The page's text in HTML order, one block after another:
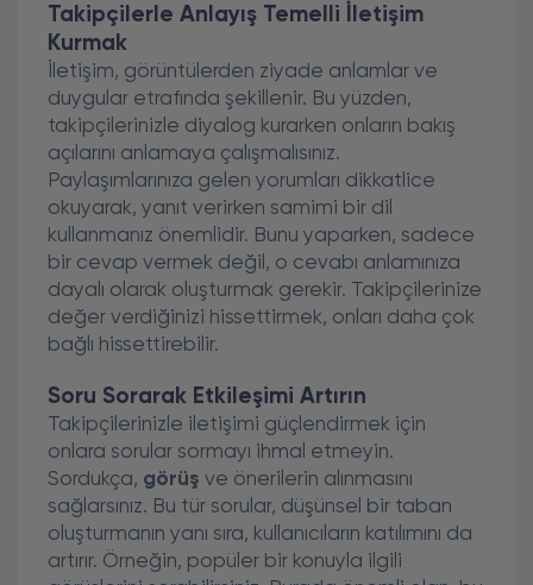
Takipçilerle Anlayış Temelli İletişim
Kurmak
İletişim, görüntülerden ziyade anlamlar ve
duygular etrafında şekillenir. Bu yüzden,
takipçilerinizle diyalog kurarken onların bakış
açılarını anlamaya çalışmalısınız.
Paylaşımlarınıza gelen yorumları dikkatlice
okuyarak, yanıt verirken samimi bir dil
kullanmanız önemlidir. Bunu yaparken, sadece
bir cevap vermek değil, o cevabı anlamınıza
dayalı olarak oluşturmak gerekir. Takipçilerinize
değer verdiğinizi hissettirmek, onları daha çok
bağlı hissettirebilir.
Soru Sorarak Etkileşimi Artırın
Takipçilerinizle iletişimi güçlendirmek için
onlara sorular sormayı ihmal etmeyin.
Sordukça, görüş ve önerilerin alınmasını
sağlarsınız. Bu tür sorular, düşünsel bir taban
oluşturmanın yanı sıra, kullanıcıların katılımını da
artırır. Örneğin, popüler bir konuyla ilgili